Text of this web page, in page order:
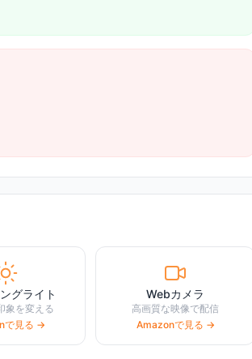
グライト
象を変える
で見る →
Webカメラ
高画質な映像で配信
Amazonで見る →